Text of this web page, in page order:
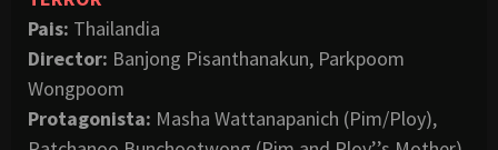
Pais: Thailandia
Director: Banjong Pisanthanakun, Parkpoom
Wongpoom
Protagonista: Masha Wattanapanich (Pim/Ploy),